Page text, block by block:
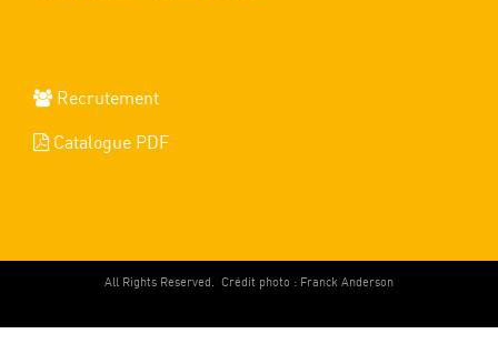
Recrutement
Catalogue PDF
All Rights Reserved. Crédit photo : Franck Anderson